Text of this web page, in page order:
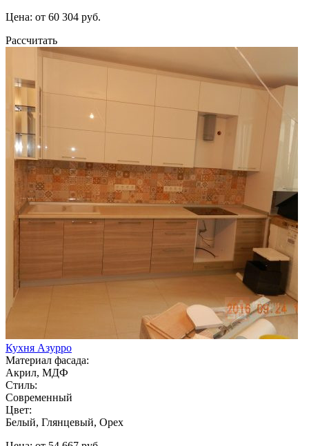
Цена: от 60 304 руб.
Рассчитать
Кухня Азурро
Материал фасада:
Акрил, МДФ
Стиль:
Современный
Цвет:
Белый, Глянцевый, Орех